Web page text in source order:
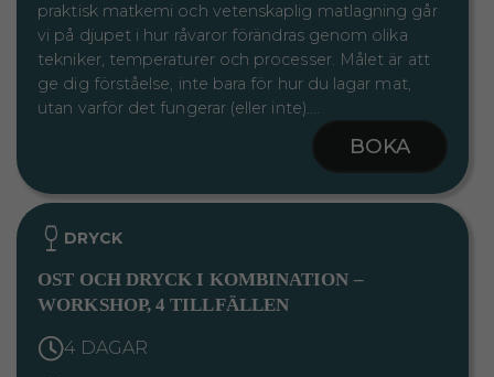
praktisk matkemi och vetenskaplig matlagning går
vi på djupet i hur råvaror förändras genom olika
tekniker, temperaturer och processer. Målet är att
ge dig förståelse, inte bara för hur du lagar mat,
utan varför det fungerar (eller inte).…
BOKA
DRYCK
OST OCH DRYCK I KOMBINATION –
WORKSHOP, 4 TILLFÄLLEN
4 DAGAR